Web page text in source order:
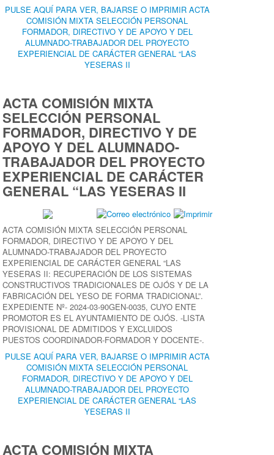
PULSE AQUÍ PARA VER, BAJARSE O IMPRIMIR ACTA
COMISIÓN MIXTA SELECCIÓN PERSONAL
FORMADOR, DIRECTIVO Y DE APOYO Y DEL
ALUMNADO-TRABAJADOR DEL PROYECTO
EXPERIENCIAL DE CARÁCTER GENERAL “LAS
YESERAS II
ACTA COMISIÓN MIXTA
SELECCIÓN PERSONAL
FORMADOR, DIRECTIVO Y DE
APOYO Y DEL ALUMNADO-
TRABAJADOR DEL PROYECTO
EXPERIENCIAL DE CARÁCTER
GENERAL “LAS YESERAS II
ACTA COMISIÓN MIXTA SELECCIÓN PERSONAL
FORMADOR, DIRECTIVO Y DE APOYO Y DEL
ALUMNADO-TRABAJADOR DEL PROYECTO
EXPERIENCIAL DE CARÁCTER GENERAL “LAS
YESERAS II: RECUPERACIÓN DE LOS SISTEMAS
CONSTRUCTIVOS TRADICIONALES DE OJÓS Y DE LA
FABRICACIÓN DEL YESO DE FORMA TRADICIONAL”.
EXPEDIENTE Nº- 2024-03-90GEN-0035, CUYO ENTE
PROMOTOR ES EL AYUNTAMIENTO DE OJÓS. -LISTA
PROVISIONAL DE ADMITIDOS Y EXCLUIDOS
PUESTOS COORDINADOR-FORMADOR Y DOCENTE-.
PULSE AQUÍ PARA VER, BAJARSE O IMPRIMIR ACTA
COMISIÓN MIXTA SELECCIÓN PERSONAL
FORMADOR, DIRECTIVO Y DE APOYO Y DEL
ALUMNADO-TRABAJADOR DEL PROYECTO
EXPERIENCIAL DE CARÁCTER GENERAL “LAS
YESERAS II
ACTA COMISIÓN MIXTA